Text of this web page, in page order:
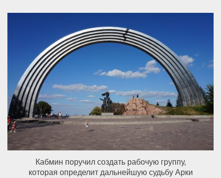
Кабмин поручил создать рабочую группу,
которая определит дальнейшую судьбу Арки